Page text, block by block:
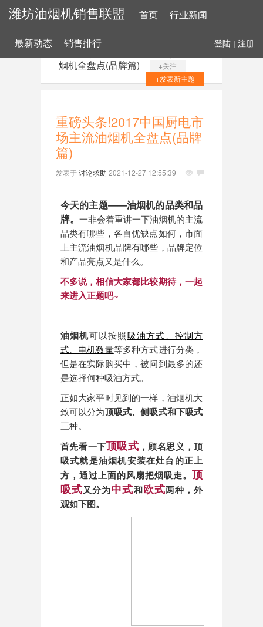
潍坊油烟机销售联盟 首页 行业新闻
最新动态 销售排行 登陆 | 注册
烟机全盘点(品牌篇)
+关注
+发表新主题
重磅头条!2017中国厨电市
场主流油烟机全盘点(品牌
篇)
发表于讨论求助 2021-12-27 12:55:39
今天的主题——油烟机的品类和品
牌。 一非会着重讲一下油烟机的主流
品类有哪些，各自优缺点如何，市面
上主流油烟机品牌有哪些，品牌定位
和产品亮点又是什么。
不多说，相信大家都比较期待，一起
来进入正题吧~
油烟机可以按照吸油方式、控制方
式、电机数量等多种方式进行分类，
但是在实际购买中，被问到最多的还
是选择何种吸油方式。
正如大家平时见到的一样，油烟机大
致可以分为顶吸式、侧吸式和下吸式
三种。
首先看一下顶吸式 ，顾名思义，顶
吸式就是油烟机安装在灶台的正上
方，通过上面的风扇把烟吸走。顶
吸式又分为中式和欧式两种，外
观如下图。